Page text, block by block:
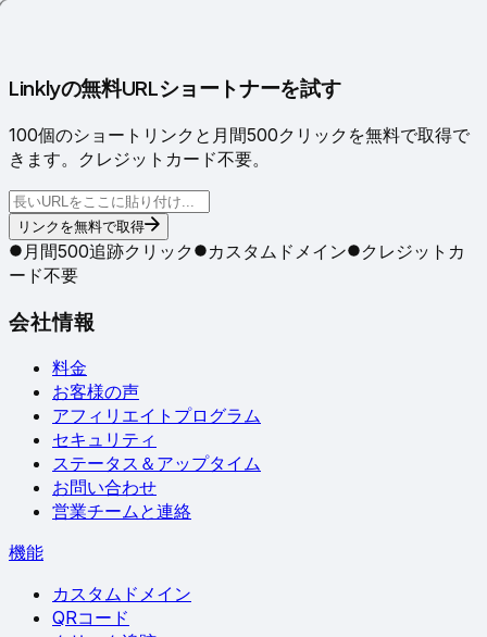
Linklyの無料URLショートナーを試す
100個のショートリンクと月間500クリックを無料で取得で
きます。クレジットカード不要。
リンクを無料で取得
月間500追跡クリック カスタムドメイン
クレジットカ
ード不要
会社情報
料金
お客様の声
アフィリエイトプログラム
セキュリティ
ステータス＆アップタイム
お問い合わせ
営業チームと連絡
機能
カスタムドメイン
QRコード